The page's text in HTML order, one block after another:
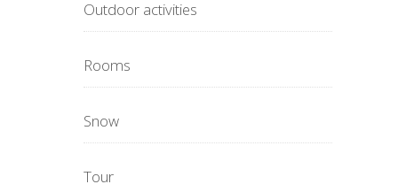
Outdoor activities
Rooms
Snow
Tour